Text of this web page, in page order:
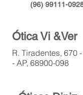
(96) 99111-
Ótica Vi &Ver
R. Tiradentes, 670
- AP, 68900-098